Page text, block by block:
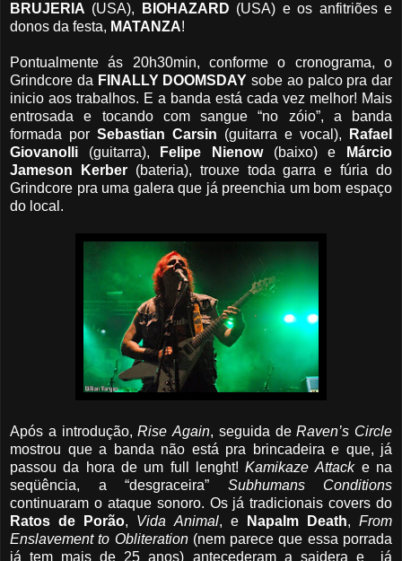
BRUJERIA (USA), BIOHAZARD (USA) e os anfitriões e
donos da festa, MATANZA!
Pontualmente ás 20h30min, conforme o cronograma, o
Grindcore da FINALLY DOOMSDAY sobe ao palco pra dar
inicio aos trabalhos. E a banda está cada vez melhor! Mais
entrosada e tocando com sangue “no zóio”, a banda
formada por Sebastian Carsin (guitarra e vocal),
Rafael
Giovanolli (guitarra), Felipe Nienow(baixo) e
Márcio
Jameson
Kerber(bateria), trouxe toda garra e fúria do
Grindcore pra uma galera que já preenchia um bom espaço
do local.
Após a introdução,Rise Again, seguida deRaven’s Circle
mostrou que a banda não está pra brincadeira e que, já
passou da hora de um full lenght!Kamikaze Attacke na
seqüência, a “desgraceira” Subhumans
Conditions
continuaram o ataque sonoro. Os já tradicionais covers do
Ratos de Porão, Vida Animal, e Napalm Death, From
Enslavement to Obliteration(nem parece que essa porrada
já tem mais de 25 anos) antecederam a saidera e já